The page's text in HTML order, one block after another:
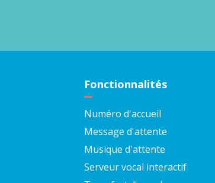
Fonctionnalités
Numéro d'accueil
Message d'attente
Musique d'attente
Serveur vocal interactif